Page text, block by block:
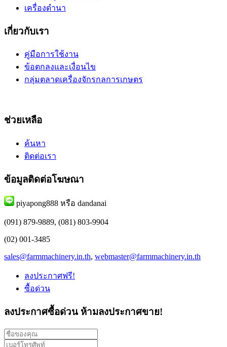
เครื่องดำนา
เกี่ยวกับเรา
คู่มือการใช้งาน
ข้อตกลงและเงื่อนไข
กลุ่มตลาดเครื่องจักรกลการเกษตร
ช่วยเหลือ
ค้นหา
ติดต่อเรา
ข้อมูลติดต่อโฆษณา
piyapong888 หรือ dandanai
(091) 879-9889, (081) 803-9904
(02) 001-3485
sales@farmmachinery.in.th, webmaster@farmmachinery.in.th
ลงประกาศฟรี!
ซื้อด่วน
ลงประกาศซื้อด่วน ห้ามลงประกาศขาย!